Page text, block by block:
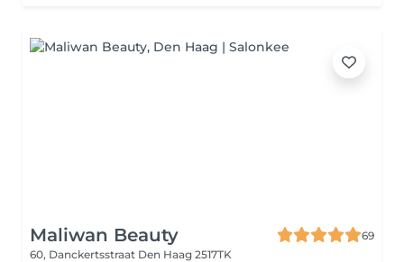
Maliwan Beauty
69
60, Danckertsstraat Den Haag 2517TK